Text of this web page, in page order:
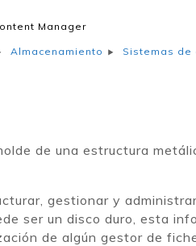
Manager
Almacenamiento Sistemas de
de una estructura
gestionar y
ser un disco duro, esta
de algún gestor de